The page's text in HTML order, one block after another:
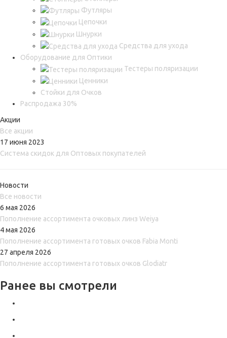
Футляры
Цепочки
Шнурки
Средства для ухода
Оборудование для Оптики
Тестеры поляризации
Ценники
Стойки для Очков
Распродажа 30%
Акции
Все акции
17 июня 2023
Система скидок для Оптовых покупателей
Новости
Все новости
6 мая 2026
Пополнение ассортимента очковых линз Weiya
4 мая 2026
Пополнение ассортимента готовых очков Fabia Monti
27 апреля 2026
Пополнение ассортимента готовых очков Glodiatr
Ранее вы смотрели